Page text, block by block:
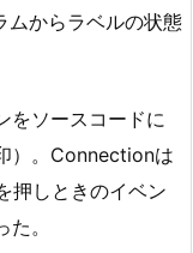
ムからラベルの状態
をソースコードに
）。Connectionは
押しときのイベン
。